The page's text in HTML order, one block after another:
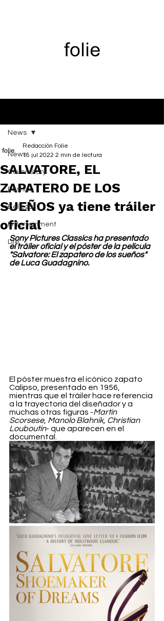
News
Cover Story
Fashion
Belleza
Entertainment
Life
News
SALVATORE, EL
ZAPATERO DE LOS
SUEÑOS ya tiene tráiler
oficial
Redacción Folie
15 jul 2022 2 min de lectura
Sony Pictures Classics ha presentado
el tráiler oficial y el póster de la película
"Salvatore: El zapatero de los sueños"
de Luca Guadagnino.
El póster muestra el icónico zapato
Calipso, presentado en 1956,
mientras que el tráiler hace referencia
a la trayectoria del diseñador y a
muchas otras figuras -Martin
Scorsese, Manolo Blahnik, Christian
Louboutin- que aparecen en el
documental.